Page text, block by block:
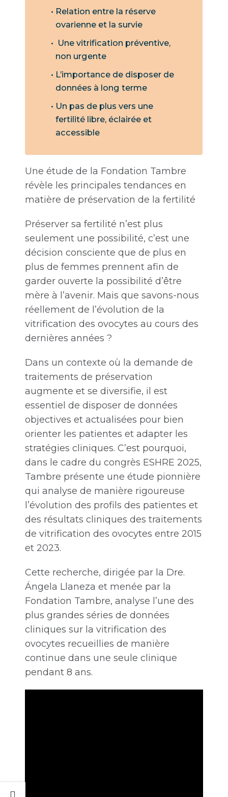
Relation entre la réserve
ovarienne et la survie
Une vitrification préventive,
non urgente
L’importance de disposer de
données à long terme
Un pas de plus vers une
fertilité libre, éclairée et
accessible
Une étude de la Fondation Tambre
révèle les principales tendances en
matière de préservation de la fertilité
Préserver sa fertilité n’est plus
seulement une possibilité, c’est une
décision consciente que de plus en
plus de femmes prennent afin de
garder ouverte la possibilité d’être
mère à l’avenir. Mais que savons-nous
réellement de l’évolution de la
vitrification des ovocytes au cours des
dernières années ?
Dans un contexte où la demande de
traitements de préservation
augmente et se diversifie, il est
essentiel de disposer de données
objectives et actualisées pour bien
orienter les patientes et adapter les
stratégies cliniques. C’est pourquoi,
dans le cadre du congrès ESHRE 2025,
Tambre présente une étude pionnière
qui analyse de manière rigoureuse
l’évolution des profils des patientes et
des résultats cliniques des traitements
de vitrification des ovocytes entre 2015
et 2023.
Cette recherche, dirigée par la Dre.
Ángela Llaneza et menée par la
Fondation Tambre, analyse l’une des
plus grandes séries de données
cliniques sur la vitrification des
ovocytes recueillies de manière
continue dans une seule clinique
pendant 8 ans.